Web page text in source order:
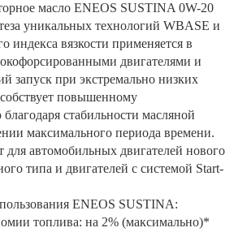
масло ENEOS SUSTINA 0W-20
уникальных технологий WBASE и
индекса вязкости применяется в
двигателями и
запуск при экстремально низких
повышенному
стабильности масляной
максимального периода времени.
для автомобильных двигателей нового
типа и двигателей с системой Start-
ENEOS SUSTINA:
топлива: на 2% (максимально)*